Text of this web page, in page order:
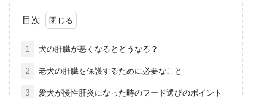
目次
1 犬の肝臓が悪くなるとどうなる？
2 老犬の肝臓を保護するために必要なこと
3 愛犬が慢性肝炎になった時のフード選びのポイント